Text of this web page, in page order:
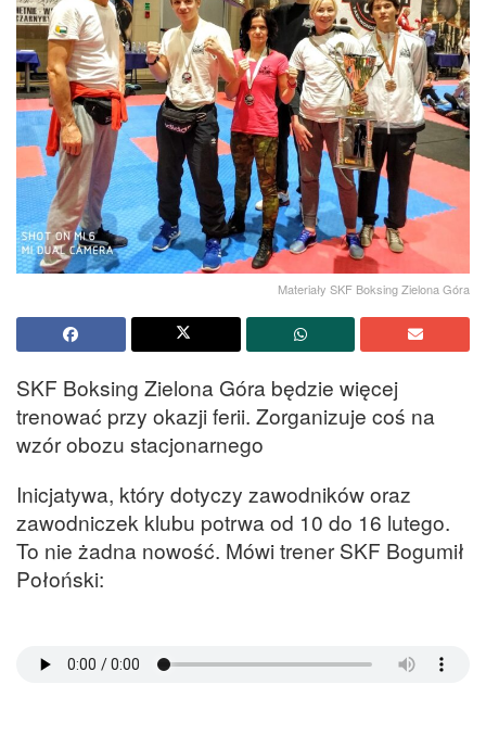
Materiały SKF Boksing Zielona Góra
SKF Boksing Zielona Góra będzie więcej
trenować przy okazji ferii. Zorganizuje coś na
wzór obozu stacjonarnego
Inicjatywa, który dotyczy zawodników oraz
zawodniczek klubu potrwa od 10 do 16 lutego.
To nie żadna nowość. Mówi trener SKF Bogumił
Połoński: